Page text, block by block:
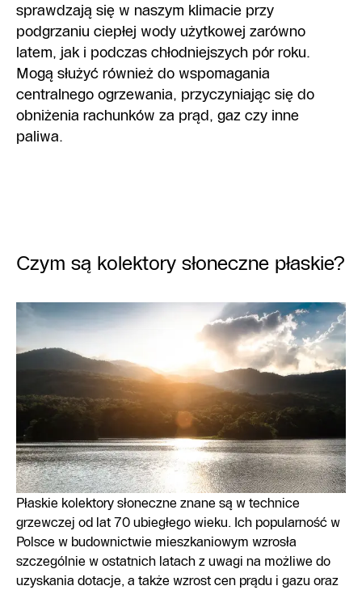
sprawdzają się w naszym klimacie przy
podgrzaniu ciepłej wody użytkowej zarówno
latem, jak i podczas chłodniejszych pór roku.
Mogą służyć również do wspomagania
centralnego ogrzewania, przyczyniając się do
obniżenia rachunków za prąd, gaz czy inne
paliwa.
Czym są kolektory słoneczne płaskie?
Płaskie kolektory słoneczne znane są w technice
grzewczej od lat 70 ubiegłego wieku. Ich popularność w
Polsce w budownictwie mieszkaniowym wzrosła
szczególnie w ostatnich latach z uwagi na możliwe do
uzyskania dotacje, a także wzrost cen prądu i gazu oraz